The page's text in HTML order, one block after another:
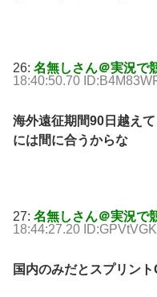
26: 名無しさん＠実況で
18:40:50.70
海外遠征期間90日越え
には間に合うからな
27: 名無しさん＠実況で
18:44:27.20
国内のみだとスプリン